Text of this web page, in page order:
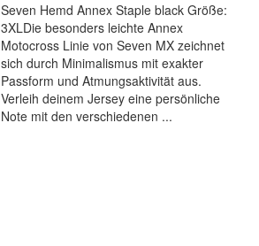
Seven Hemd Annex Staple black Größe:
3XLDie besonders leichte Annex
Motocross Linie von Seven MX zeichnet
sich durch Minimalismus mit exakter
Passform und Atmungsaktivität aus.
Verleih deinem Jersey eine persönliche
Note mit den verschiedenen ...